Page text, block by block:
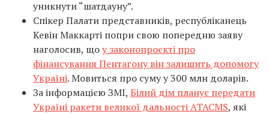
уникнути “шатдауну”.
Спікер Палати представників, республіканець
Кевін Маккарті попри свою попередню заяву
наголосив, щоу законопроєкті про
фінансування Пентагону він залишить допомогу
Україні. Мовиться про суму у 300 млн доларів.
За інформацією ЗМІ, Білий дім планує передати
Україні ракети великої дальності ATACMS, які